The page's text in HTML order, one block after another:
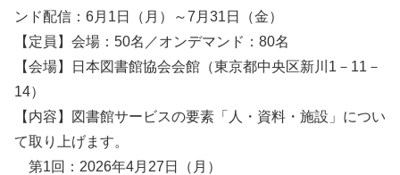
ンド配信：6月1日（月）～7月31日（金）
【定員】会場：50名／オンデマンド：80名
【会場】日本図書館協会会館（東京都中央区新川1－11－
14）
【内容】図書館サービスの要素「人・資料・施設」につい
て取り上げます。
第1回：2026年4月27日（月）